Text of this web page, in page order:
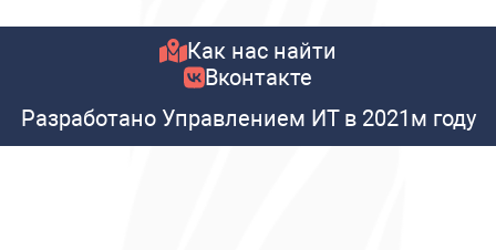
Как нас найти
Вконтакте
Разработано Управлением ИТ в 2021м году